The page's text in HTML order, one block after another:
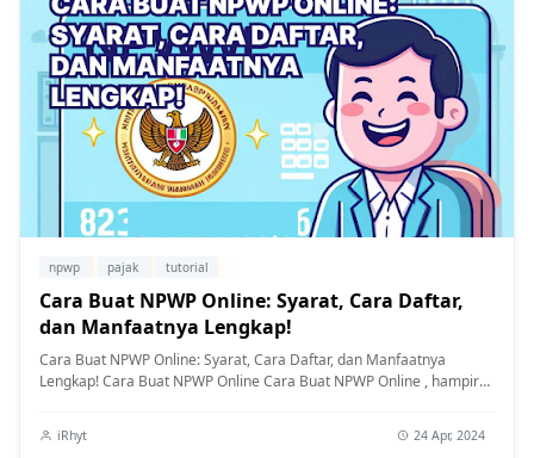
npwp pajak tutorial
Cara Buat NPWP Online: Syarat, Cara Daftar,
dan Manfaatnya Lengkap!
Cara Buat NPWP Online: Syarat, Cara Daftar, dan Manfaatnya
Lengkap! Cara Buat NPWP Online Cara Buat NPWP Online , hampir
iRhyt 24 Apr, 2024